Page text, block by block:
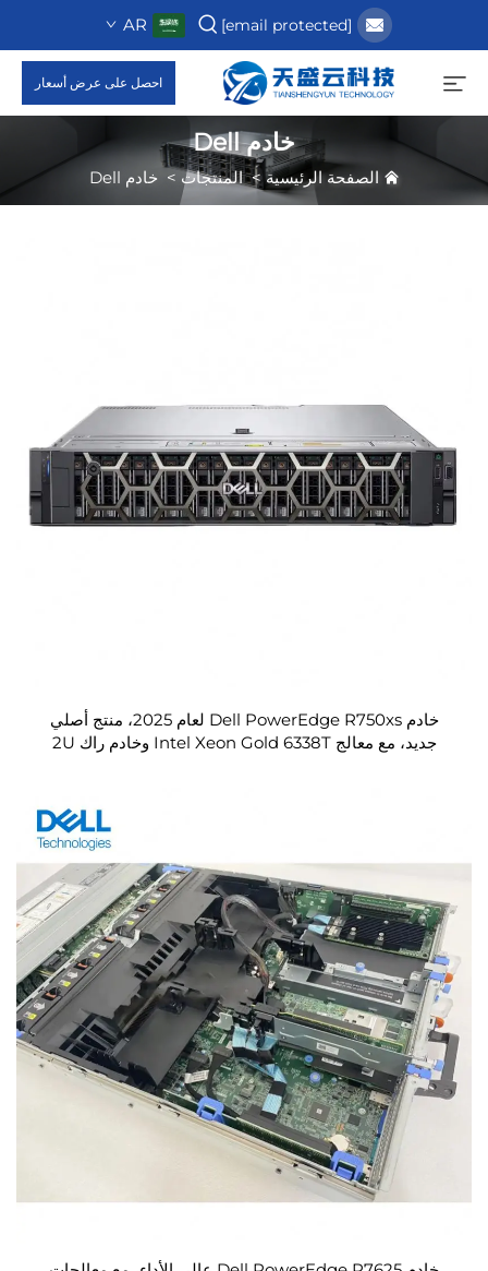
[email protected]
AR
احصل على عرض أسعار
خادم Dell
الصفحة الرئيسية>المنتجات > خادم Dell
خادم Dell PowerEdge R750xs لعام 2025، منتج أصلي
جديد، مع معالج Intel Xeon Gold 6338T وخادم راك 2U